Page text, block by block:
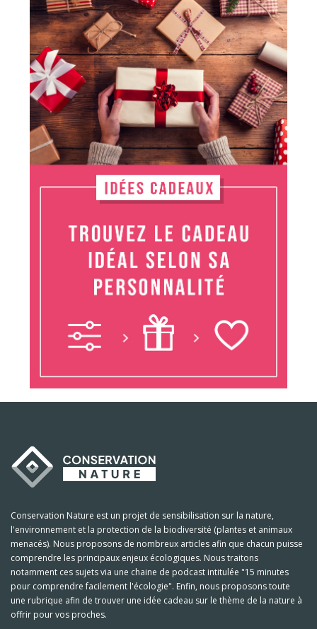
Conservation Nature est un projet de sensibilisation sur la nature,
l'environnement et la protection de la biodiversité (plantes et animaux
menacés). Nous proposons de nombreux articles afin que chacun puisse
comprendre les principaux enjeux écologiques. Nous traitons
notamment ces sujets via une chaine de podcast intitulée "15 minutes
pour comprendre facilement l'écologie". Enfin, nous proposons toute
une rubrique afin de trouver une idée cadeau sur le thème de la nature à
offrir pour vos proches.